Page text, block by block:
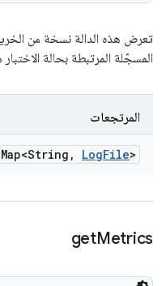
تعرض هذه الدالة نسخة من
المسجّلة المرتبطة بحالة
المرتجعات
Map<String , LogFile>
getMetrics